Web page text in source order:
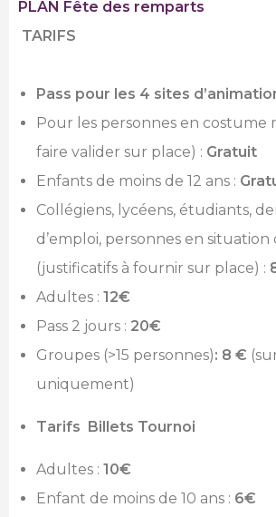
PLAN Fête des remparts
TARIFS
Pass pour les 4 sites
Pour les personnes en costume
faire valider sur place) : Gratuit
Enfants de moins de 12 ans :
Collégiens, lycéens, étudiants,
d’emploi, personnes en situation
(justificatifs à fournir sur place) :
Adultes : 12€
Pass 2 jours : 20€
Groupes (>15 personnes): 8 €
uniquement)
Tarifs Billets Tournoi
Adultes : 10€
Enfant de moins de 10 ans : 6€